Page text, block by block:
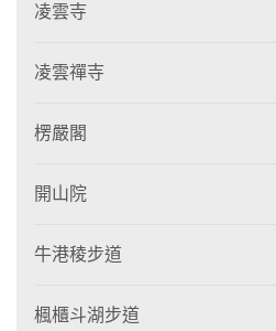
凌雲寺
凌雲禪寺
楞嚴閣
開山院
牛港稜步道
楓櫃斗湖步道